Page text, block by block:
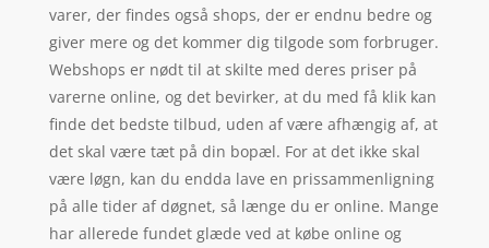
varer, der findes også shops, der er endnu bedre og
giver mere og det kommer dig tilgode som forbruger.
Webshops er nødt til at skilte med deres priser på
varerne online, og det bevirker, at du med få klik kan
finde det bedste tilbud, uden af være afhængig af, at
det skal være tæt på din bopæl. For at det ikke skal
være løgn, kan du endda lave en prissammenligning
på alle tider af døgnet, så længe du er online. Mange
har allerede fundet glæde ved at købe online og